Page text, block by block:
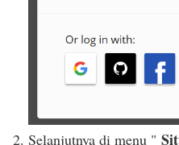
Selanjutnya di menu "